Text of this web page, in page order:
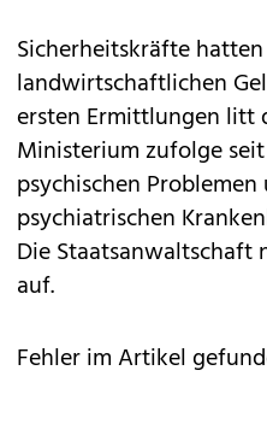
Sicherheitskräfte
landwirtschaftlichen
ersten Ermittlungen litt
Ministerium zufolge
psychischen
psychiatrischen
Die Staatsanwaltschaft
auf.
Fehler im Artikel